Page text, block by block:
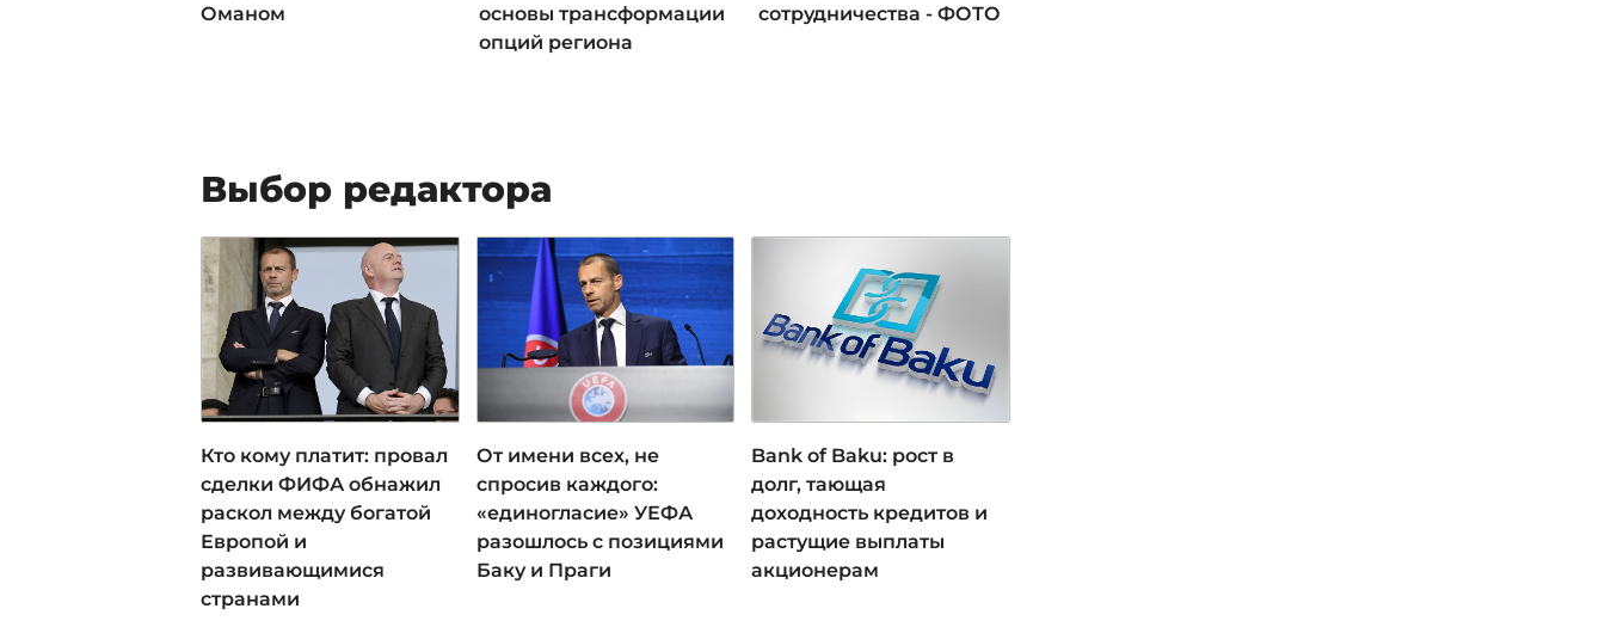
Оманом
основы трансформации
опций региона
сотрудничества - ФОТО
Выбор редактора
Кто кому платит: провал
сделки ФИФА обнажил
раскол между богатой
Европой и
развивающимися
странами
От имени всех, не
спросив каждого:
«единогласие» УЕФА
разошлось с позициями
Баку и Праги
Bank of Baku: рост в
долг, тающая
доходность кредитов и
растущие выплаты
акционерам